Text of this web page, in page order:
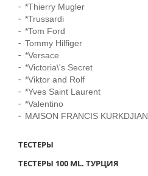
*Thierry Mugler
*Trussardi
*Tom Ford
Tommy Hilfiger
*Versace
*Victoria\'s Secret
*Viktor and Rolf
*Yves Saint Laurent
*Valentino
MAISON FRANCIS KURKDJIAN
ТЕСТЕРЫ
ТЕСТЕРЫ 100 ML. ТУРЦИЯ